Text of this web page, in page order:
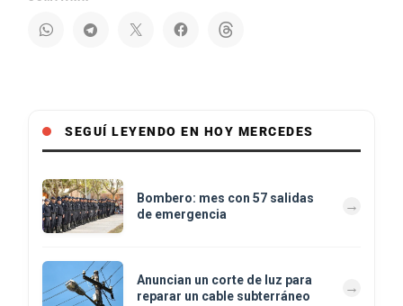
SEGUÍ LEYENDO EN HOY MERCEDES
Bombero: mes con 57 salidas
de emergencia
Anuncian un corte de luz para
reparar un cable subterráneo